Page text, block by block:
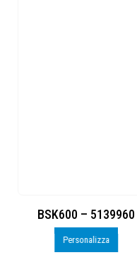
BSK600 – 5139960
Personalizza